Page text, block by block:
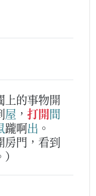
上的事物開
屋 ， 打開間
躘啊出 。
房門，看到